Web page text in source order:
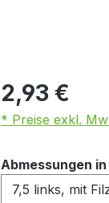
2,93 €
* Preise exkl.
Abmessungen